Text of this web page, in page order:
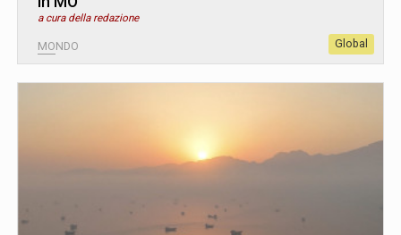
a cura della redazione
MONDO Global